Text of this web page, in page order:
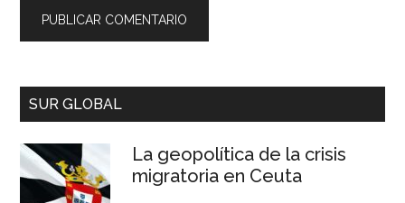
SUR GLOBAL
La geopolítica de la crisis
migratoria en Ceuta